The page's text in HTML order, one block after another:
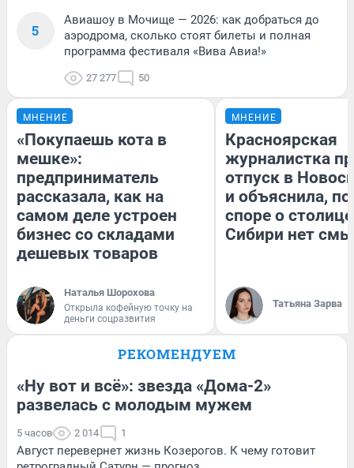
5
Авиашоу в Мочище — 2026: как добраться до
аэродрома, сколько стоят билеты и полная
программа фестиваля «Вива Авиа!»
27 277 50
МНЕНИЕ
«Покупаешь кота в
мешке»:
предприниматель
рассказала, как на
самом деле устроен
бизнес со складами
дешевых товаров
Наталья Шорохова
Открыла кофейную точку на
деньги соцразвития
МНЕНИЕ
Красноярская
журналистка
отпуск в
и объяснила,
споре о столице
Сибири нет
Татьяна Зарва
РЕКОМЕНДУЕМ
«Ну вот и всё»: звезда «Дома-2»
развелась с молодым мужем
5 часов 2 014 1
Август перевернет жизнь Козерогов. К чему готовит